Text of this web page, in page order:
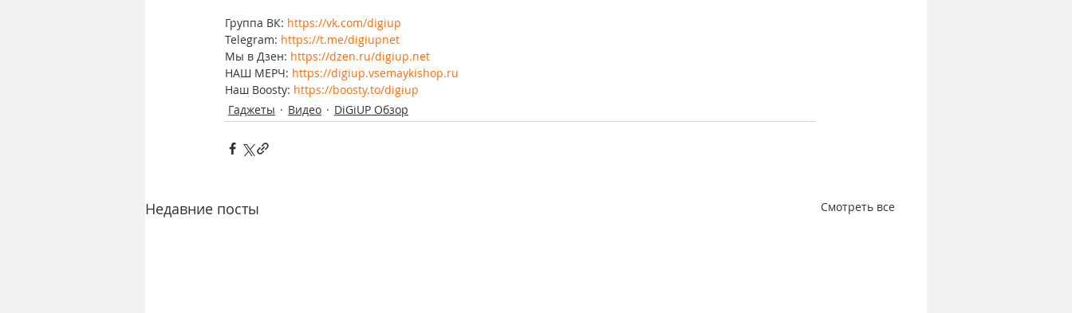
Группа ВК: https://vk.com/digiup
Telegram: https://t.me/digiupnet
Мы в Дзен: https://dzen.ru/digiup.net
НАШ МЕРЧ: https://digiup.vsemaykishop.ru
Наш Boosty: https://boosty.to/digiup
Гаджеты
Видео DiGiUP Обзор
Недавние посты Смотреть все